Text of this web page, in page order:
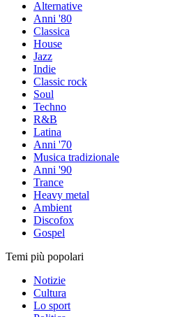
Alternative
Anni '80
Classica
House
Jazz
Indie
Classic rock
Soul
Techno
R&B
Latina
Anni '70
Musica tradizionale
Anni '90
Trance
Heavy metal
Ambient
Discofox
Gospel
Temi più popolari
Notizie
Cultura
Lo sport